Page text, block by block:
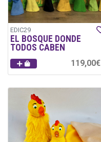
EDIC29
EL BOSQUE DONDE
TODOS CABEN
119,00€